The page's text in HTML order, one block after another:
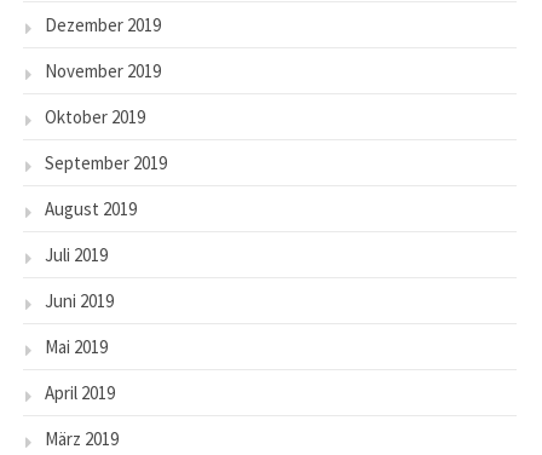
Dezember 2019
November 2019
Oktober 2019
September 2019
August 2019
Juli 2019
Juni 2019
Mai 2019
April 2019
März 2019